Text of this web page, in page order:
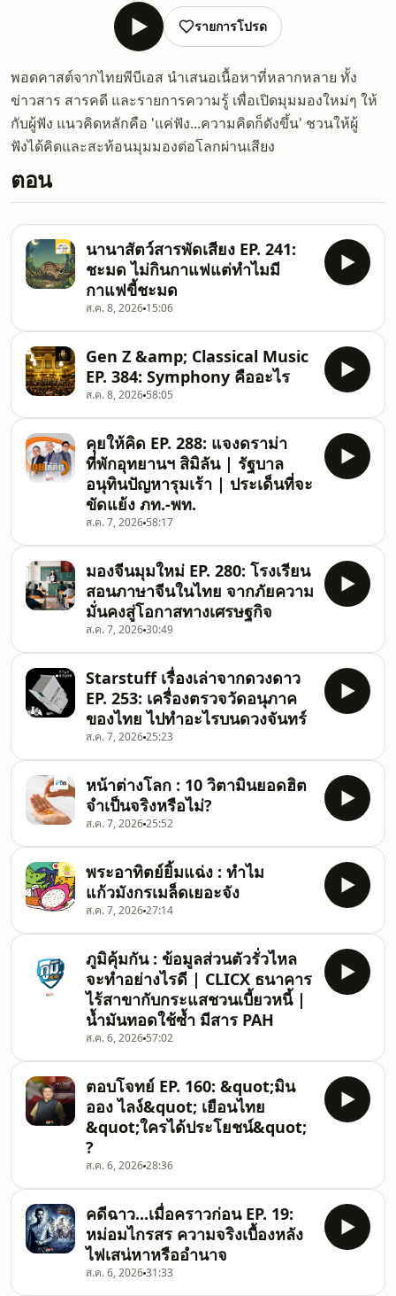
รายการโปรด
พอดคาสต์จากไทยพีบีเอส นำเสนอเนื้อหาที่หลากหลาย ทั้ง
ข่าวสาร สารคดี และรายการความรู้ เพื่อเปิดมุมมองใหม่ๆ ให้
กับผู้ฟัง แนวคิดหลักคือ 'แค่ฟัง...ความคิดก็ดังขึ้น' ชวนให้ผู้
ฟังได้คิดและสะท้อนมุมมองต่อโลกผ่านเสียง
ตอน
นานาสัตว์สารพัดเสียง EP. 241:
ชะมด ไม่กินกาแฟแต่ทำไมมี
กาแฟขี้ชะมด
ส.ค. 8, 2026 15:06
Gen Z &amp; Classical Music
EP. 384: Symphony คืออะไร
ส.ค. 8, 2026 58:05
คุยให้คิด EP. 288: แจงดราม่า
ที่พักอุทยานฯ สิมิลัน | รัฐบาล
อนุทินปัญหารุมเร้า | ประเด็นที่จะ
ขัดแย้ง ภท.-พท.
ส.ค. 7, 2026 58:17
มองจีนมุมใหม่ EP. 280: โรงเรียน
สอนภาษาจีนในไทย จากภัยความ
มั่นคงสู่โอกาสทางเศรษฐกิจ
ส.ค. 7, 202630:49
Starstuff เรื่องเล่าจากดวงดาว
EP. 253: เครื่องตรวจวัดอนุภาค
ของไทย ไปทำอะไรบนดวงจันทร์
ส.ค. 7, 202625:23
หน้าต่างโลก : 10 วิตามินยอดฮิต
จำเป็นจริงหรือไม่?
ส.ค. 7, 202625:52
พระอาทิตย์ยิ้มแฉ่ง : ทำไม
แก้วมังกรเมล็ดเยอะจัง
ส.ค. 7, 202627:14
ภูมิคุ้มกัน : ข้อมูลส่วนตัวรั่วไหล
จะทำอย่างไรดี | CLICX ธนาคาร
ไร้สาขากับกระแสชวนเบี้ยวหนี้ |
น้ำมันทอดใช้ซ้ำ มีสาร PAH
ส.ค. 6, 2026 57:02
ตอบโจทย์ EP. 160: &quot;มิน
ออง ไลง์&quot; เยือนไทย
&quot;ใครได้ประโยชน์&quot;
?
ส.ค. 6, 202628:36
คดีฉาว...เมื่อคราวก่อน EP. 19:
หม่อมไกรสร ความจริงเบื้องหลัง
ไฟเสน่หาหรืออำนาจ
ส.ค. 6, 202631:33